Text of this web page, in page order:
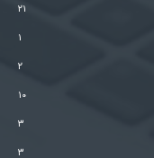
۲۱
۱
۲
۱۰
۳
۳